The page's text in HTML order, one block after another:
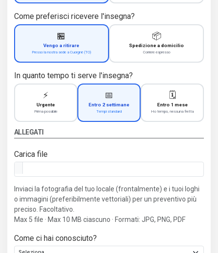
Come preferisci ricevere l'insegna?
🏪
Vengo a ritirare
Presso la nostra sede a Cuorgnè (TO)
📦
Spedizione a domicilio
Corriere espresso
In quanto tempo ti serve l'insegna?
⚡
Urgente
Prima possibile
📅
Entro 2 settimane
Tempi standard
🗓️
Entro 1 mese
Ho tempo, nessuna fretta
ALLEGATI
Carica file
Inviaci la fotografia del tuo locale (frontalmente) e i tuoi loghi
o immagini (preferibilmente vettoriali) per un preventivo più
preciso. Facoltativo.
Max 5 file · Max 10 MB ciascuno · Formati: JPG, PNG, PDF
Come ci hai conosciuto?